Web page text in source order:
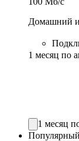
Домашний
1 месяц по
1 месяц
Популярный